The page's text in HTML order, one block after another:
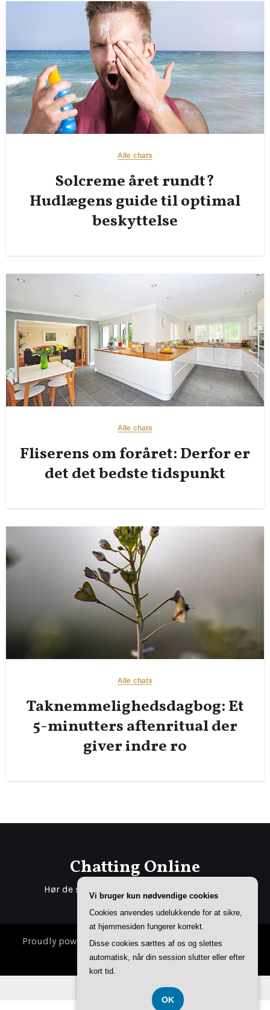
Alle chats
Solcreme året rundt?
Hudlægens guide til optimal
beskyttelse
Alle chats
Fliserens om foråret: Derfor er
det det bedste tidspunkt
Alle chats
Taknemmelighedsdagbog: Et
5-minutters aftenritual der
giver indre ro
Chatting Online
Hør de sidste nye chats om alle de kendte
Proudly powered by WordPress| Theme: Fameup by
Themeansar.
Vi bruger kun nødvendige cookies
Cookies anvendes udelukkende for at sikre,
at hjemmesiden fungerer korrekt.
Disse cookies sættes af os og slettes
automatisk, når din session slutter eller efter
kort tid.
OK